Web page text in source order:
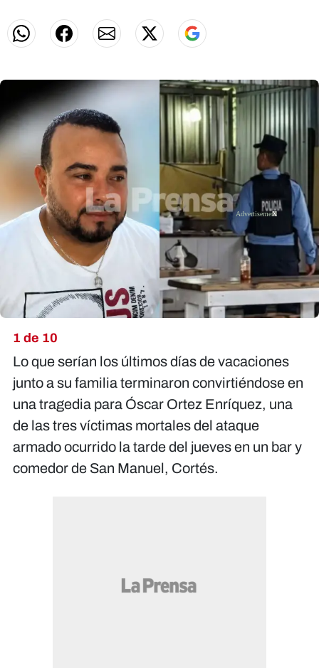
1 de 10
Lo que serían los últimos días de vacaciones
junto a su familia terminaron convirtiéndose en
una tragedia para Óscar Ortez Enríquez, una
de las tres víctimas mortales del ataque
armado ocurrido la tarde del jueves en un bar y
comedor de San Manuel, Cortés.
X